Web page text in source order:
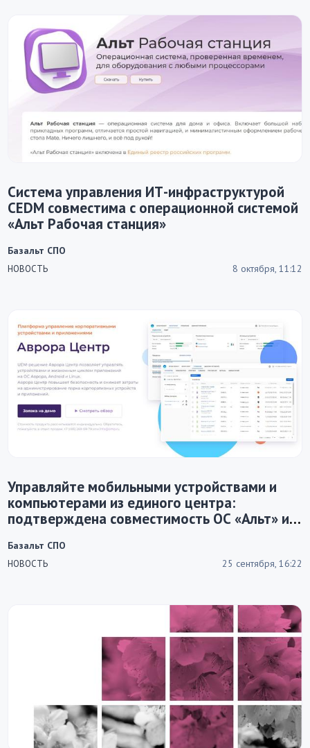
Система управления ИТ-инфраструктурой
CEDM совместима с операционной системой
«Альт Рабочая станция»
НОВОСТЬ 8 октября, 11:12
Базальт СПО
Управляйте мобильными устройствами и
компьютерами из единого центра:
подтверждена совместимость ОС «Альт» и
НОВОСТЬ 25 сентября, 16:22
Базальт СПО